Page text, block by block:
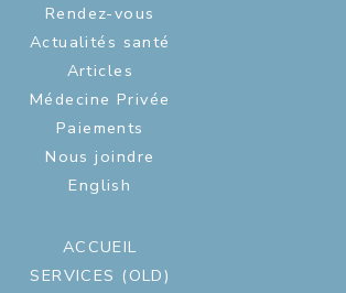
Rendez-vous
Actualités santé
Articles
Médecine Privée
Paiements
Nous joindre
English
ACCUEIL
SERVICES (OLD)